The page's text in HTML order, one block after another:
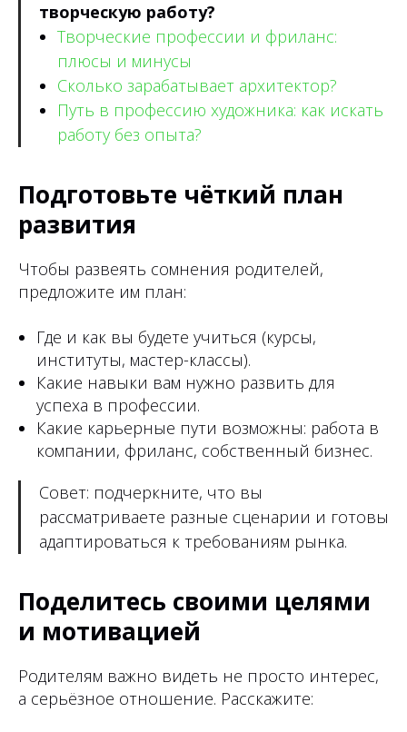
творческую работу?
Творческие профессии и фриланс:
плюсы и минусы
Сколько зарабатывает архитектор?
Путь в профессию художника: как искать
работу без опыта?
Подготовьте чёткий план
развития
Чтобы развеять сомнения родителей,
предложите им план:
Где и как вы будете учиться (курсы,
институты, мастер-классы).
Какие навыки вам нужно развить для
успеха в профессии.
Какие карьерные пути возможны: работа в
компании, фриланс, собственный бизнес.
Совет: подчеркните, что вы
рассматриваете разные сценарии и готовы
адаптироваться к требованиям рынка.
Поделитесь своими целями
и мотивацией
Родителям важно видеть не просто интерес,
а серьёзное отношение. Расскажите: